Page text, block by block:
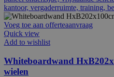
Voeg toe aan offerteaanvraag
Quick view
Add to wishlist
Whiteboardwand
wielen